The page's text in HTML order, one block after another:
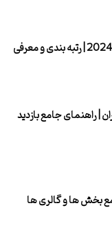
برترین فرودگاه های جهان 2024 | رتبه بندی و معرفی
| راهنمای جامع بازدید
بخش ها و گالری ها